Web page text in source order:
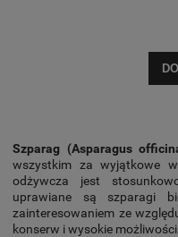
Szparag (Asparagus
wszystkim za wyjątkowe
odżywcza jest
uprawiane są szparagi
zainteresowaniem ze
konserw i wysokie